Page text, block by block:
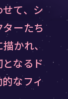
て、シ
ーたち
かれ、
なるド
なフィ